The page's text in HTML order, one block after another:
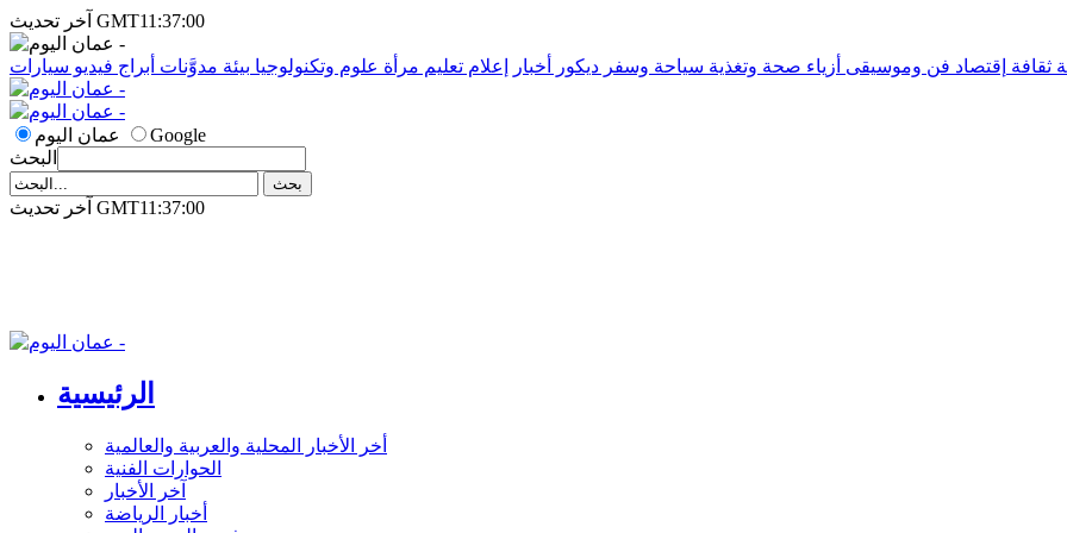
آخر تحديث GMT11:37:00
ثقافة إقتصاد فن وموسيقى أزياء صحة وتغذية سياحة وسفر ديكور أخبار إعلام تعليم مرأة علوم وتكنولوجيا بيئة مدوَّنات أبراج فيديو سيارات
عمان اليوم
Google
البحث
آخر تحديث GMT11:37:00
الرئيسية
أخر الأخبار المحلية والعربية والعالمية
الحوارات الفنية
آخر الأخبار
أخبار الرياضة